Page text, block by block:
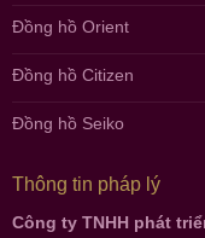
Đồng hồ Orient
Đồng hồ Citizen
Đồng hồ Seiko
Thông tin pháp lý
Công ty TNHH phát